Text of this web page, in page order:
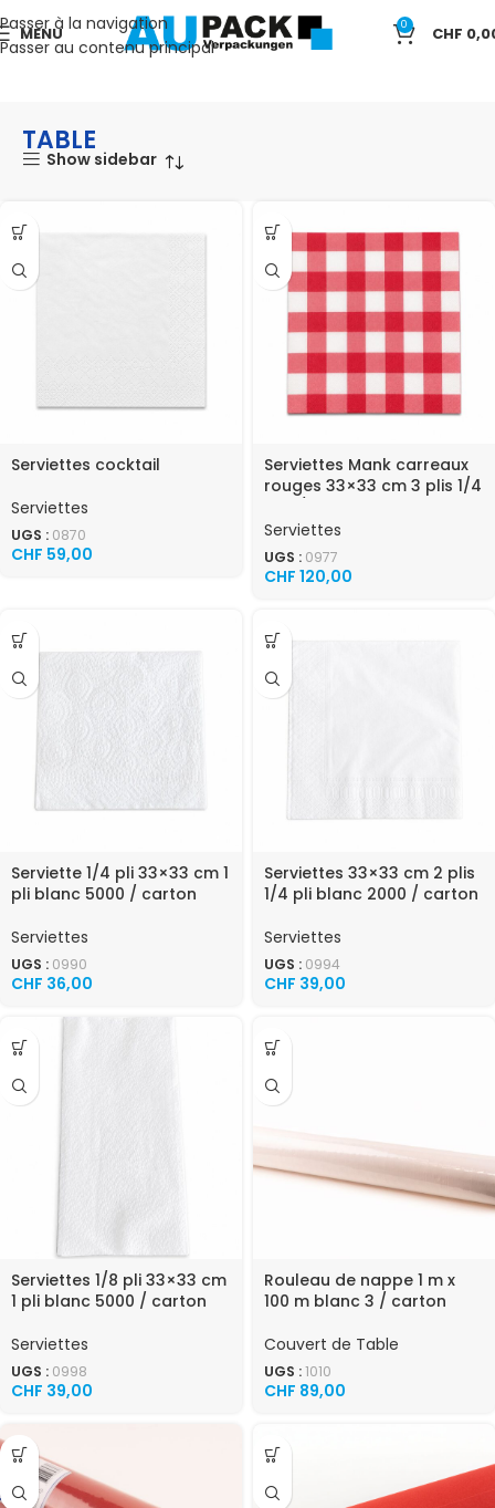
Passer à la navigation
Passer au contenu principal
MENU 0 CHF
Accueil TABLE
TABLE
Show sidebar
Serviettes cocktail
Serviettes
UGS : 0870
CHF 59,00
Serviettes Mank carreaux
rouges 33×33 cm 3 plis 1/4
Serviettes
UGS : 0977
CHF 120,00
Serviette 1/4 pli 33×33 cm 1
pli blanc 5000 / carton
Serviettes
UGS : 0990
CHF 36,00
Serviettes 33×33 cm 2 plis
1/4 pli blanc 2000 / carton
Serviettes
UGS : 0994
CHF 39,00
Serviettes 1/8 pli 33×33 cm
1 pli blanc 5000 / carton
Serviettes
UGS : 0998
CHF 39,00
Rouleau de nappe 1 m x
100 m blanc 3 / carton
Couvert de Table
UGS :1010
CHF 89,00